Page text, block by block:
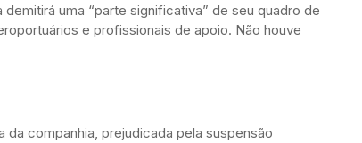
uma “parte significativa” de seu quadro de
e profissionais de apoio. Não houve
companhia, prejudicada pela suspensão